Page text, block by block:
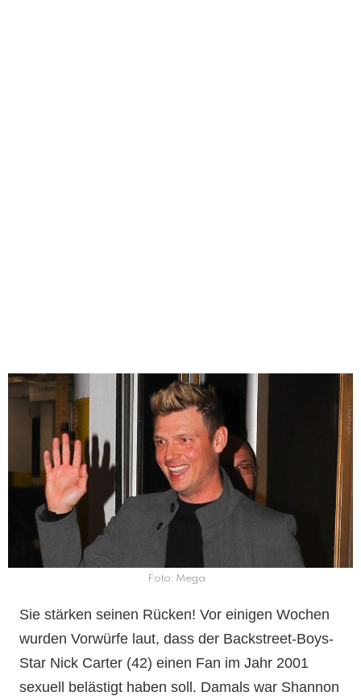
Foto: Mega
Sie stärken seinen Rücken! Vor einigen Wochen
wurden Vorwürfe laut, dass der Backstreet-Boys-
Star Nick Carter (42) einen Fan im Jahr 2001
sexuell belästigt haben soll. Damals war Shannon